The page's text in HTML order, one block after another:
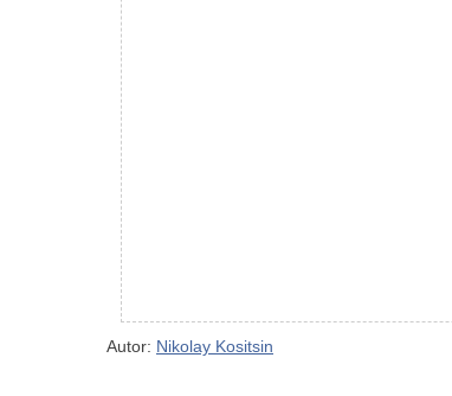
Autor: Nikolay Kositsin